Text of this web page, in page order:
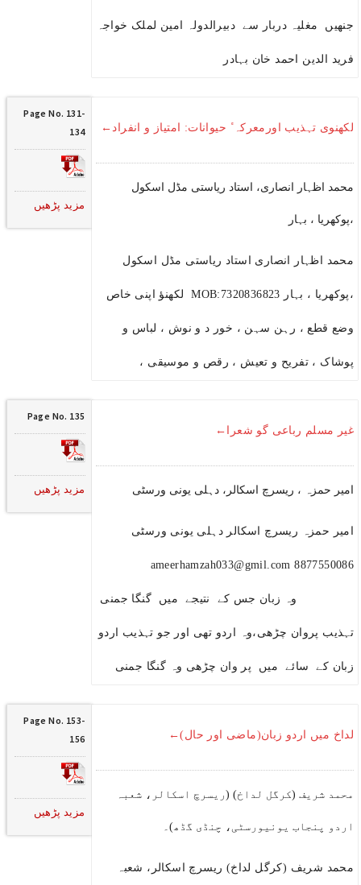
جنھیں مغلیہ دربار سے دبیرالدولہ امین لملک خواجہ
فرید الدین احمد خان بہادر
لکھنوی تہذیب اورمعرکہ ٔ حیوانات: امتیاز و انفراد←
محمد اظہار انصاری، استاد ریاستی مڈل اسکول
،پوکھریا ، بہار
محمد اظہار انصاری استاد ریاستی مڈل اسکول
،پوکھریا ، بہار MOB:7320836823 لکھنؤ اپنی خاص
وضع قطع ، رہن سہن ، خور د و نوش ، لباس و
پوشاک ، تفریح و تعیش ، رقص و موسیقی ،
Page No. 131-
134
مزید پڑھیں
غیر مسلم رباعی گو شعرا←
امیر حمزہ ، ریسرچ اسکالر، دہلی یونی ورسٹی
امیر حمزہ ریسرچ اسکالر دہلی یونی ورسٹی
8877550086 ameerhamzah033@gmil.com
وہ زبان جس کے نتیجے میں گنگا جمنی
تہذیب پروان چڑھی،وہ اردو تھی اور جو تہذیب اردو
زبان کے سائے میں پر وان چڑھی وہ گنگا جمنی
Page No. 135
مزید پڑھیں
لداخ میں اردو زبان(ماضی اور حال)←
محمد شریف (کرگل لداخ) (ریسرچ اسکالر، شعبہ
اردو پنجاب یونیورسٹی، چنڈی گڈھ)۔
محمد شریف (کرگل لداخ) ریسرچ اسکالر، شعبہ
Page No. 153-
156
مزید پڑھیں